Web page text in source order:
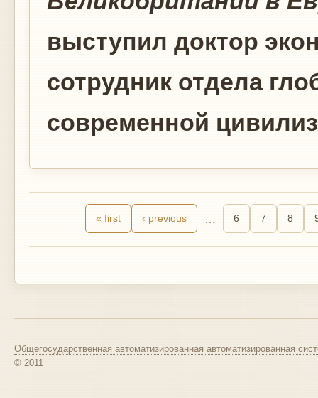
выступил доктор
сотрудник отдела
современной
« first ‹ previous … 6 7 8
Общегосударственная автоматизированная автоматизированная
© 2011